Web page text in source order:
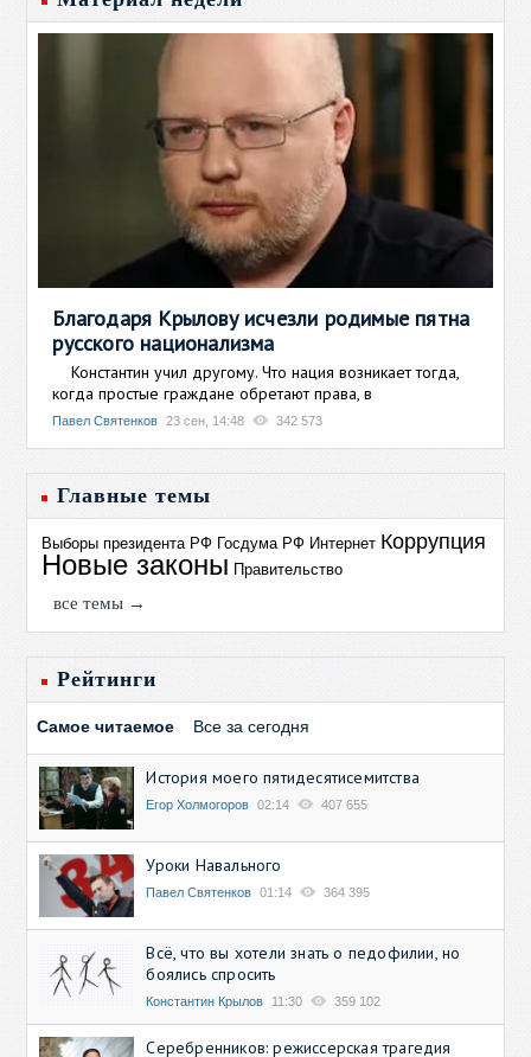
Благодаря Крылову исчезли родимые пятна
русского национализма
Константин учил другому. Что нация возникает тогда,
когда простые граждане обретают права, в
Павел Святенков 23 сен, 14:48 342 573
Главные темы
Выборы президента РФ Госдума РФ Интернет Коррупция
Новые законы Правительство
все темы →
Рейтинги
Самое читаемое Все за сегодня
История моего пятидесятисемитства
Егор Холмогоров 02:14 407 655
Уроки Навального
Павел Святенков 01:14 364 395
Всё, что вы хотели знать о педофилии, но
боялись спросить
Константин Крылов 11:30 359 102
Серебренников: режиссерская трагедия